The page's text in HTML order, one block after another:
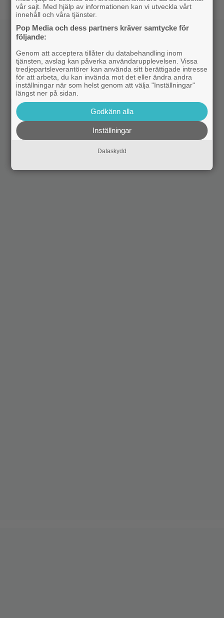
vår sajt. Med hjälp av informationen kan vi utveckla vårt
innehåll och våra tjänster.
Pop Media och dess partners kräver samtycke för
följande:
Genom att acceptera tillåter du databehandling inom
tjänsten, avslag kan påverka användarupplevelsen. Vissa
tredjepartsleverantörer kan använda sitt berättigade intresse
för att arbeta, du kan invända mot det eller ändra andra
inställningar när som helst genom att välja "Inställningar"
längst ner på sidan.
Godkänn alla
Inställningar
Dataskydd